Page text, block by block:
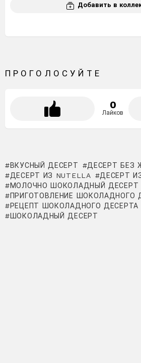
Добавить в
ПРОГОЛОСУЙТЕ
0
Лайков
ВКУСНЫЙ ДЕСЕРТ
ДЕСЕРТ БЕЗ
ДЕСЕРТ ИЗ NUTELLA
ДЕСЕРТ
МОЛОЧНО ШОКОЛАДНЫЙ ДЕСЕРТ
ПРИГОТОВЛЕНИЕ ШОКОЛАДНОГО
РЕЦЕПТ ШОКОЛАДНОГО ДЕСЕРТА
ШОКОЛАДНЫЙ ДЕСЕРТ